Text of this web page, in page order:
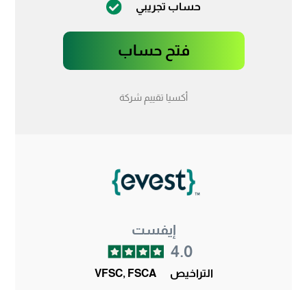
حساب تجريبي
فتح حساب
أكسيا تقييم شركة
إيفست
4.0
التراخيص VFSC, FSCA